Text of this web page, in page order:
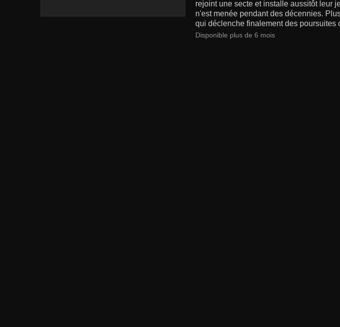
rejoint une secte et installe aussitôt leur
n'est menée pendant des décennies.
qui déclenche finalement des poursuites
Disponible plus de 6 mois